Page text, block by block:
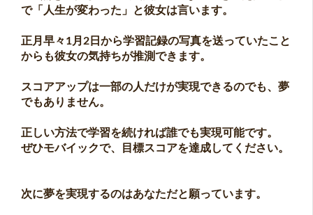
で「人生が変わった」と彼女は言います。
正月早々1月2日から学習記録の写真を送っていたこと
からも彼女の気持ちが推測できます。
スコアアップは一部の人だけが実現できるのでも、夢
でもありません。
正しい方法で学習を続ければ誰でも実現可能です。
ぜひモバイックで、目標スコアを達成してください。
次に夢を実現するのはあなただと願っています。